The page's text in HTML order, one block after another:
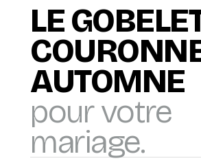
LE
AUTOMNE
pour votre
mariage.